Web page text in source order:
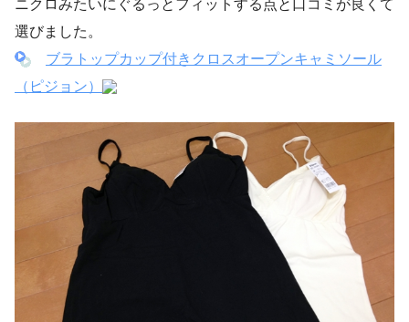
ニクロみたいにぐるっとフィットする点と口コミが良くて
選びました。
ブラトップカップ付きクロスオープンキャミソール
（ピジョン）